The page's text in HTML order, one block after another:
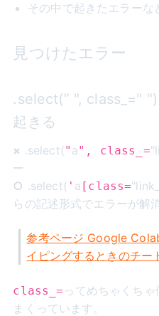
その中で起きたエラーな
見つけたエラー
.select(” ", class_="
起きる
× .select(" a", class_=
ー
○ .select( ' a [class=
らの記述形式でエラーが解
参考ページ Google
イピングするときのチー
class_= ってめちゃくち
まくっています。